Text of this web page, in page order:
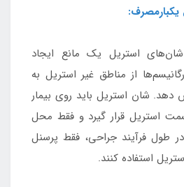
یکبارمصرف:
استریل یک مانع ایجاد
از مناطق غیر استریل به
دهد. شان استریل باید روی بیمار
استریل قرار گیرد و فقط محل
طول فرآیند جراحی، فقط پرسنل
استفاده کنند.